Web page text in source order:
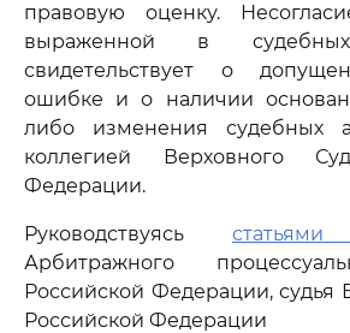
правовую оценку.
выраженной в
свидетельствует о
ошибке и о наличии
либо изменения судебных
коллегией Верховного
Федерации.
Руководствуясь
Арбитражного
Российской Федерации, судья
Российской Федерации